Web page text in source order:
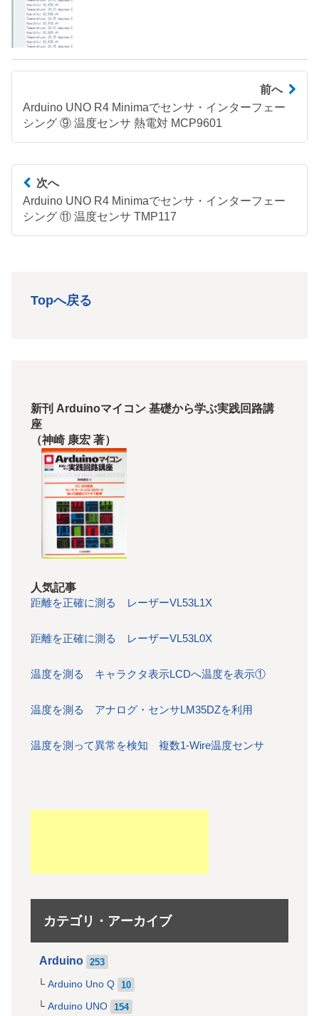
前へ
Arduino UNO R4 Minimaでセンサ・インターフェー
シング ⑨ 温度センサ 熱電対 MCP9601
次へ
Arduino UNO R4 Minimaでセンサ・インターフェー
シング ⑪ 温度センサ TMP117
Topへ戻る
新刊 Arduinoマイコン 基礎から学ぶ実践回路講
座
（神崎 康宏 著）
人気記事
距離を正確に測る レーザーVL53L1X
距離を正確に測る レーザーVL53L0X
温度を測る キャラクタ表示LCDへ温度を表示①
温度を測る アナログ・センサLM35DZを利用
温度を測って異常を検知 複数1-Wire温度センサ
カテゴリ・アーカイブ
Arduino 253
Arduino Uno Q 10
Arduino UNO 154